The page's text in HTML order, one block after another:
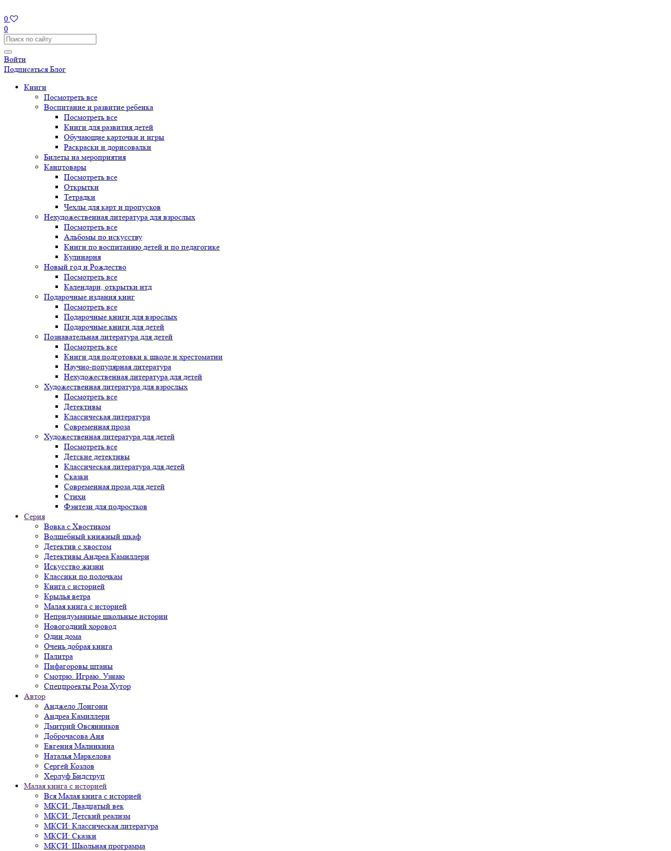
0
0
Войти
Подписаться Блог
Книги
Посмотреть все
Воспитание и развитие ребенка
Посмотреть все
Книги для развития детей
Обучающие карточки и игры
Раскраски и дорисовалки
Билеты на мероприятия
Канцтовары
Посмотреть все
Открытки
Тетрадки
Чехлы для карт и пропусков
Нехудожественная литература для взрослых
Посмотреть все
Альбомы по искусству
Книги по воспитанию детей и по педагогике
Кулинария
Новый год и Рождество
Посмотреть все
Календари, открытки итд
Подарочные издания книг
Посмотреть все
Подарочные книги для взрослых
Подарочные книги для детей
Познавательная литература для детей
Посмотреть все
Книги для подготовки к школе и хрестоматии
Научно-популярная литература
Нехудожественная литература для детей
Художественная литература для взрослых
Посмотреть все
Детективы
Классическая литература
Современная проза
Художественная литература для детей
Посмотреть все
Детские детективы
Классическая литература для детей
Сказки
Современная проза для детей
Стихи
Фэнтези для подростков
Серия
Вовка с Хвостиком
Волшебный книжный шкаф
Детектив с хвостом
Детективы Андреа Камиллери
Искусство жизни
Классики по полочкам
Книга с историей
Крылья ветра
Малая книга с историей
Непридуманные школьные истории
Новогодний хоровод
Один дома
Очень добрая книга
Палитра
Пифагоровы штаны
Смотрю. Играю. Узнаю
Спецпроекты Роза Хутор
Автор
Анджело Лонгони
Андреа Камиллери
Дмитрий Овсянников
Доброчасова Аня
Евгения Малинкина
Наталья Маркелова
Сергей Козлов
Херлуф Бидструп
Малая книга с историей
Вся Малая книга с историей
МКСИ: Двадцатый век
МКСИ: Детский реализм
МКСИ: Классическая литература
МКСИ: Сказки
МКСИ: Школьная программа